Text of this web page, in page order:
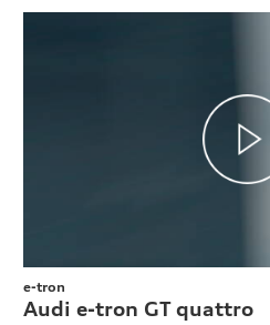
e-tron
Audi e-tron GT quattro